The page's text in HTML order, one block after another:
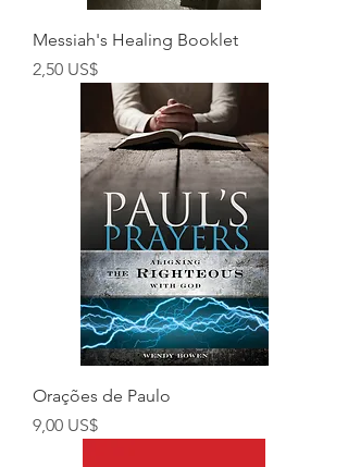
Messiah's Healing Booklet
Preço
2,50 US$
Orações de Paulo
Preço
9,00 US$